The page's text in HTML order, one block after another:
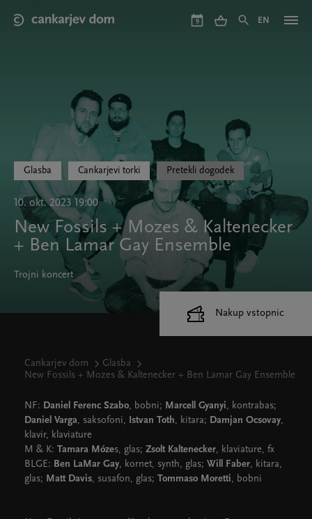
main
9 EN
Glasba Cankarjevi torki Pretekli dogodek
10. okt. 2023 19:00
New Fossils + Mozes & Kaltenecker
+ Ben Lamar Gay Ensemble
Trojni koncert
Cankarjev dom
Glasba
New Fossils + Mozes & Kaltenecker + Ben Lamar Gay Ensemble
NF: Daniel Ferenc Szabo, bobni; Marcell Gyanyi, kontrabas;
Daniel Varga, saksofoni, Istvan Toth, kitara; Damjan Ocsovay,
klavir, klaviature
M & K: Tamara Mózes, glas; Zsolt Kaltenecker, klaviature, fx
BLGE: Ben LaMar Gay, kornet, synth, glas; Will Faber, kitara,
glas; Matt Davis, susafon, glas; Tommaso Moretti, bobni
Nakup vstopnic